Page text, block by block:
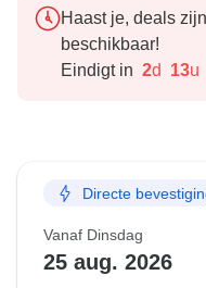
Haast je, deals
beschikbaar!
Eindigt in 2d 13u
Directe
Vanaf Dinsdag
25 aug. 2026